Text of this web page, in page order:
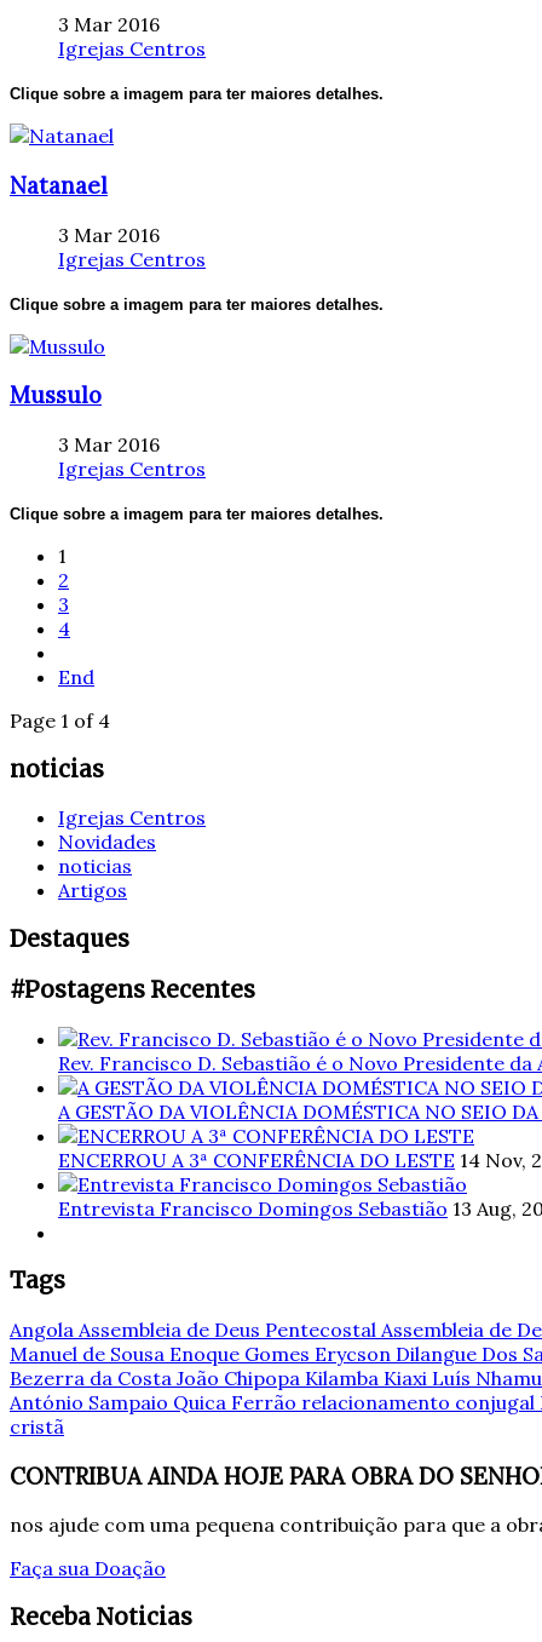
3 Mar 2016
Igrejas Centros
Clique sobre a imagem para ter maiores detalhes.
Natanael
3 Mar 2016
Igrejas Centros
Clique sobre a imagem para ter maiores detalhes.
Mussulo
3 Mar 2016
Igrejas Centros
Clique sobre a imagem para ter maiores detalhes.
1
2
3
4
End
Page 1 of 4
noticias
Igrejas Centros
Novidades
noticias
Artigos
Destaques
#Postagens Recentes
Rev. Francisco D. Sebastião é o Novo Presidente da
A GESTÃO DA VIOLÊNCIA DOMÉSTICA NO SEIO
ENCERROU A 3ª CONFERÊNCIA DO LESTE 14 Nov,
Entrevista Francisco Domingos Sebastião 13 Aug,
Tags
Angola Assembleia de Deus Pentecostal Assembleia de
Manuel de Sousa Enoque Gomes Erycson Dilangue Dos
Bezerra da Costa João Chipopa Kilamba Kiaxi Luís
António Sampaio Quica Ferrão relacionamento conjugal
cristã
CONTRIBUA AINDA HOJE PARA OBRA DO
nos ajude com uma pequena contribuição para que a
Faça sua Doação
Receba Noticias